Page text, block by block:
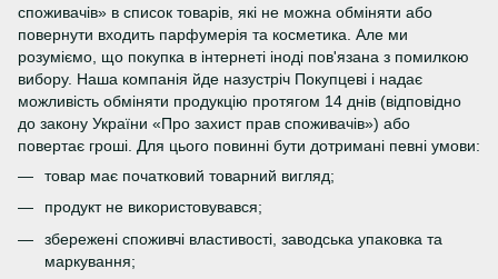
споживачів» в список товарів, які не можна обміняти або
повернути входить парфумерія та косметика. Але ми
розуміємо, що покупка в інтернеті іноді пов'язана з помилкою
вибору. Наша компанія йде назустріч Покупцеві і надає
можливість обміняти продукцію протягом 14 днів (відповідно
до закону України «Про захист прав споживачів») або
повертає гроші. Для цього повинні бути дотримані певні умови:
товар має початковий товарний вигляд;
продукт не використовувався;
збережені споживчі властивості, заводська упаковка та
маркування;